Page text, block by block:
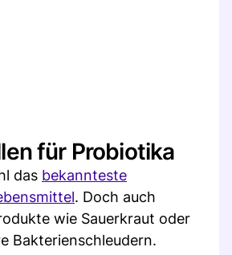
für Probiotika
das bekannteste
. Doch auch
wie Sauerkraut oder
Bakterienschleudern.